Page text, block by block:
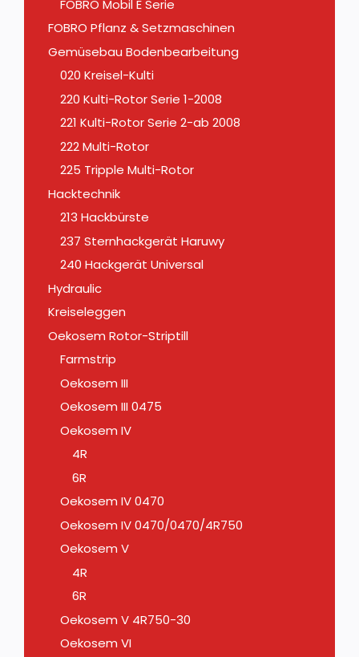
FOBRO Mobil E Serie
FOBRO Pflanz & Setzmaschinen
Gemüsebau Bodenbearbeitung
020 Kreisel-Kulti
220 Kulti-Rotor Serie 1-2008
221 Kulti-Rotor Serie 2-ab 2008
222 Multi-Rotor
225 Tripple Multi-Rotor
Hacktechnik
213 Hackbürste
237 Sternhackgerät Haruwy
240 Hackgerät Universal
Hydraulic
Kreiseleggen
Oekosem Rotor-Striptill
Farmstrip
Oekosem III
Oekosem III 0475
Oekosem IV
4R
6R
Oekosem IV 0470
Oekosem IV 0470/0470/4R750
Oekosem V
4R
6R
Oekosem V 4R750-30
Oekosem VI